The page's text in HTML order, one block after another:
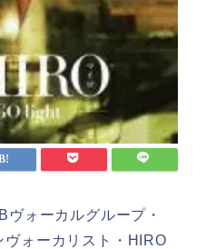
ォーカルグループ・
ォーカリスト・HIRO